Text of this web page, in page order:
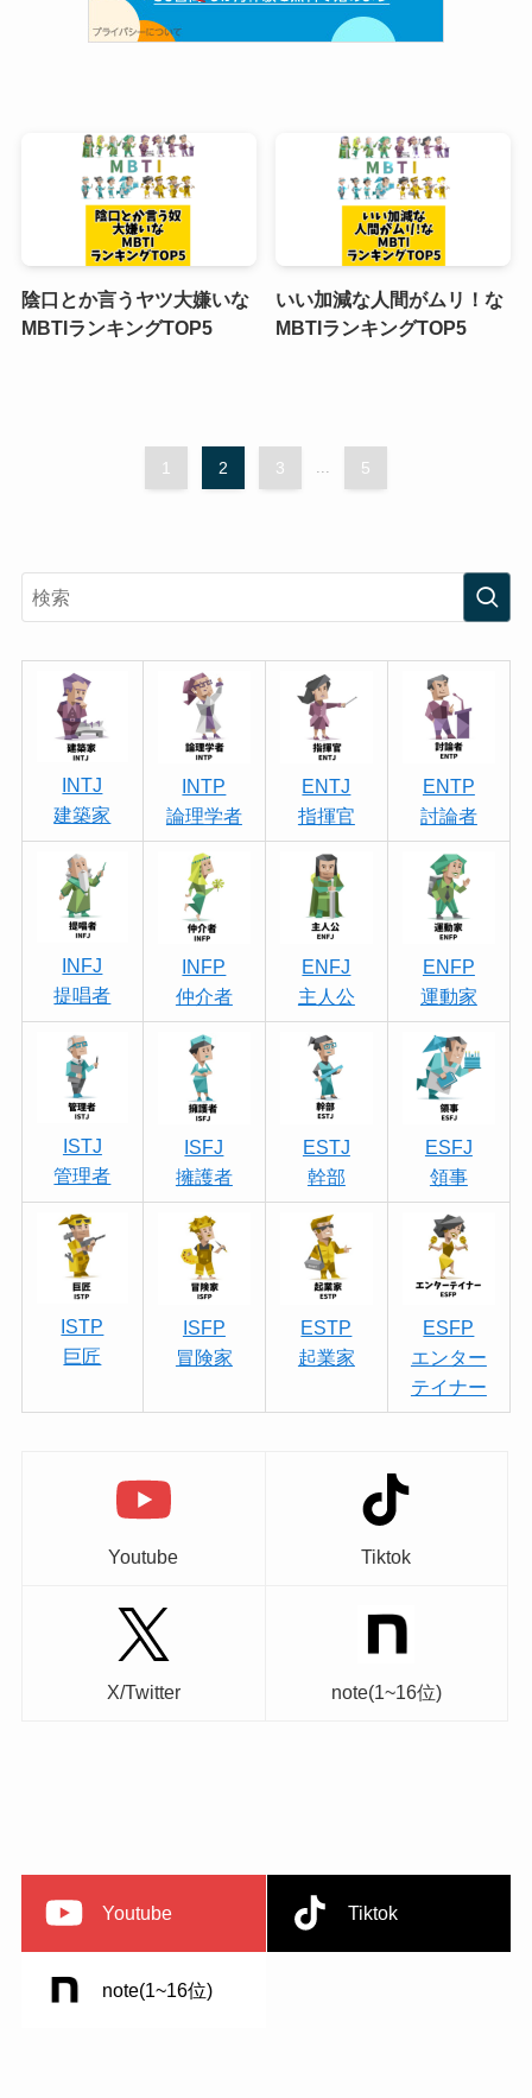
陰口とか言うヤツ大嫌いな
MBTIランキングTOP5
いい加減な人間がムリ！な
MBTIランキングTOP5
1 2 3 5
INTJ
建築家
INTP
論理学者
ENTJ
指揮官
ENTP
討論者
INFJ
提唱者
INFP
仲介者
ENFJ
主人公
ENFP
運動家
ISTJ
管理者
ISFJ
擁護者
ESTJ
幹部
ESFJ
領事
ISTP
巨匠
ISFP
冒険家
ESTP
起業家
ESFP
エンター
テイナー
Youtube Tiktok
X/Twitter note(1~16位)
Youtube Tiktok
note(1~16位)